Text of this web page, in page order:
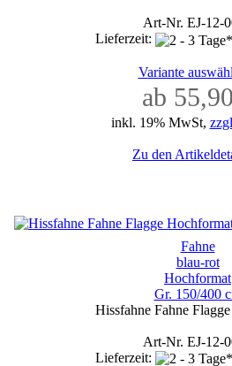
Art-Nr. EJ-12-
Lieferzeit:
Variante
ab
inkl. 19% MwSt,
Zu den
Fahne
blau-rot
Hochformat
Gr. 150/400
Hissfahne Fahne
Art-Nr. EJ-12-
Lieferzeit: